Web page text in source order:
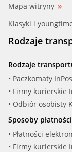
Mapa witryny
Klasyki i
Rodzaje
Rodzaje
• Paczkomaty
• Firmy kurierskie
• Odbiór osobisty
Sposoby płatności
• Płatności
• Firmy kurierskie